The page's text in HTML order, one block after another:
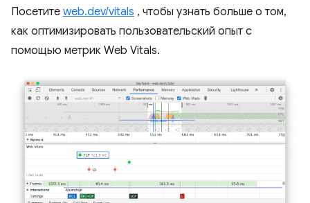
Посетите web.dev/vitals , чтобы узнать больше о том,
как оптимизировать пользовательский опыт с
помощью метрик Web Vitals.